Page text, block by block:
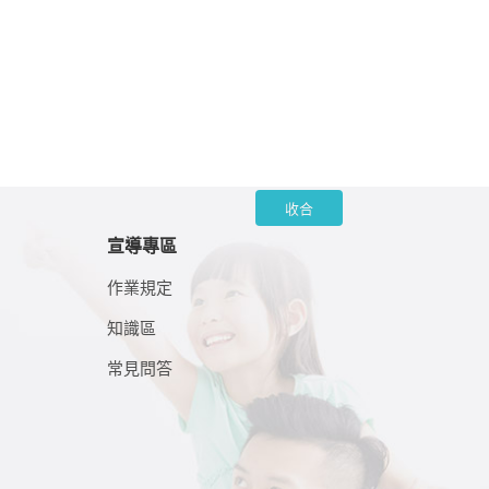
收合
宣導專區
作業規定
知識區
常見問答